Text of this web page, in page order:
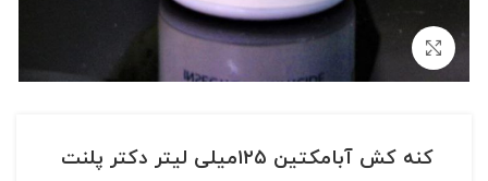
کنه کش آبامکتین ۱۲۵میلی لیتر دکتر پلنت